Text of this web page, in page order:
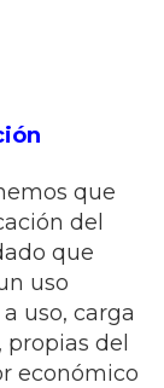
que
del
que
uso
uso, carga
del
económico